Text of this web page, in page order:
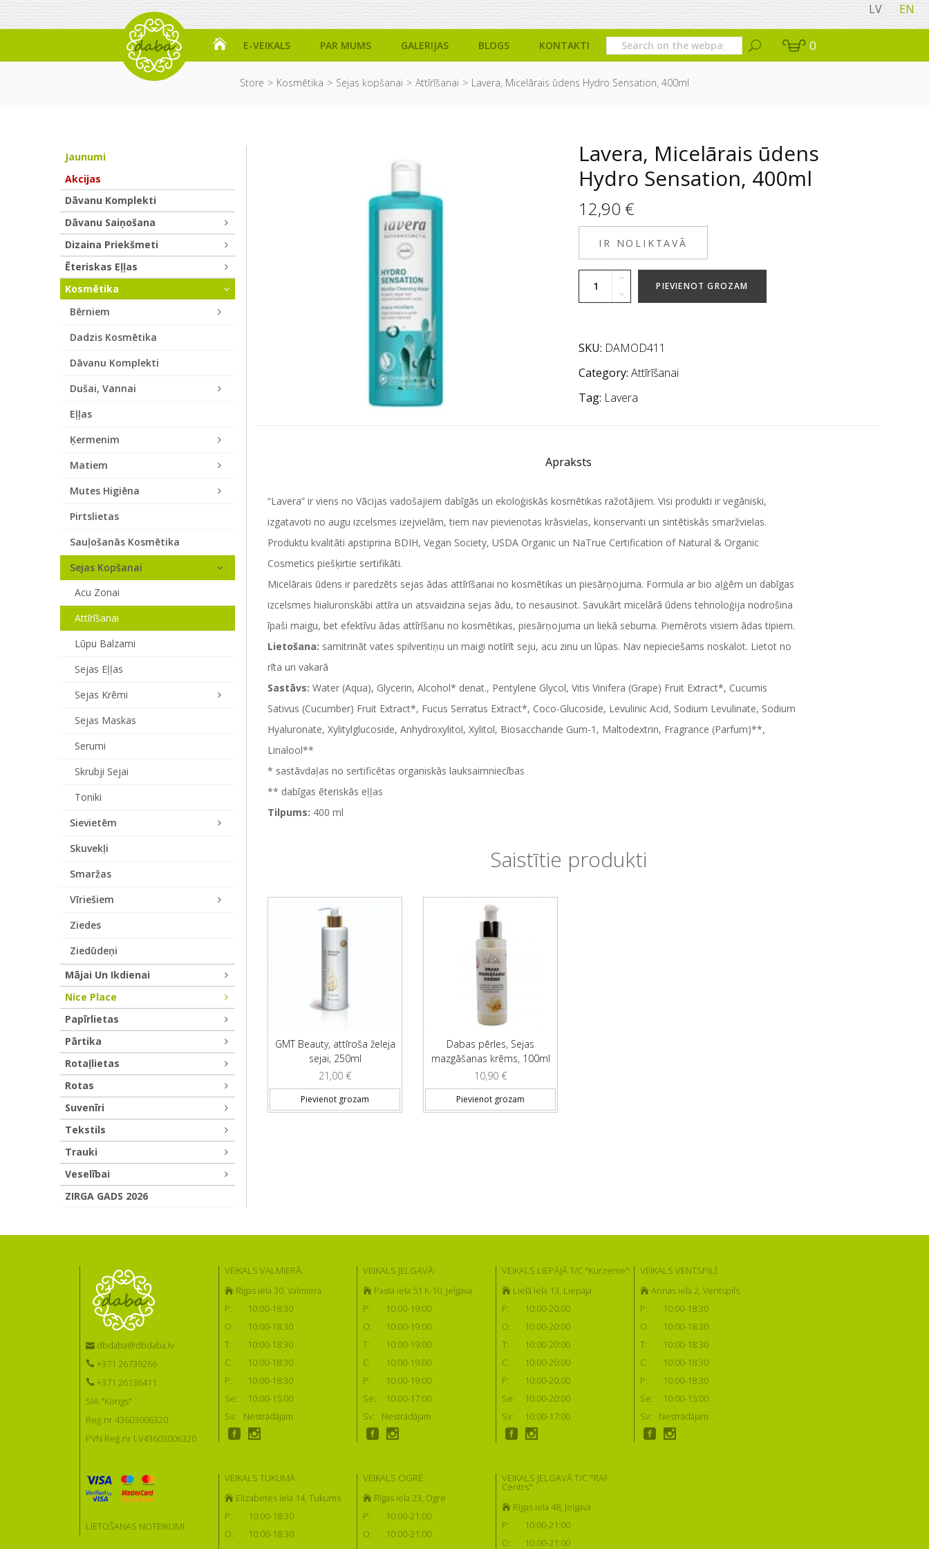
LV EN
E-VEIKALS PAR MUMS GALERIJAS BLOGS KONTAKTI 0
Store Kosmētika Sejas kopšanai Attīrīšanai Lavera, Micelārais ūdens Hydro Sensation, 400ml
Lavera, Micelārais ūdens
Hydro Sensation, 400ml
12,90 €
IR NOLIKTAVĀ
PIEVIENOT GROZAM
SKU: DAMOD411
Category: Attīrīšanai
Tag: Lavera
Apraksts
“Lavera” ir viens no Vācijas vadošajiem dabīgās un ekoloģiskās kosmētikas ražotājiem. Visi produkti ir vegāniski,
izgatavoti no augu izcelsmes izejvielām, tiem nav pievienotas krāsvielas, konservanti un sintētiskās smaržvielas.
Produktu kvalitāti apstiprina BDIH, Vegan Society, USDA Organic un NaTrue Certification of Natural & Organic
Cosmetics piešķirtie sertifikāti.
Micelārais ūdens ir paredzēts sejas ādas attīrīšanai no kosmētikas un piesārņojuma. Formula ar bio aļģēm un dabīgas
izcelsmes hialuronskābi attīra un atsvaidzina sejas ādu, to nesausinot. Savukārt micelārā ūdens tehnoloģija nodrošina
īpaši maigu, bet efektīvu ādas attīrīšanu no kosmētikas, piesārņojuma un liekā sebuma. Piemērots visiem ādas tipiem.
Lietošana: samitrināt vates spilventiņu un maigi notīrīt seju, acu zinu un lūpas. Nav nepieciešams noskalot. Lietot no
rīta un vakarā
Sastāvs: Water (Aqua), Glycerin, Alcohol* denat., Pentylene Glycol, Vitis Vinifera (Grape) Fruit Extract*, Cucumis
Sativus (Cucumber) Fruit Extract*, Fucus Serratus Extract*, Coco-Glucoside, Levulinic Acid, Sodium Levulinate, Sodium
Hyaluronate, Xylitylglucoside, Anhydroxylitol, Xylitol, Biosaccharide Gum-1, Maltodextrin, Fragrance (Parfum)**,
Linalool**
* sastāvdaļas no sertificētas organiskās lauksaimniecības
** dabīgas ēteriskās eļļas
Tilpums: 400 ml
Saistītie produkti
GMT Beauty, attīroša želeja
sejai, 250ml
21,00 €
Pievienot grozam
Dabas pērles, Sejas
mazgāšanas krēms, 100ml
10,90 €
Pievienot grozam
Jaunumi
Akcijas
Dāvanu Komplekti
Dāvanu Saiņošana
Dizaina Priekšmeti
Ēteriskas Eļļas
Kosmētika
Bērniem
Dadzis Kosmētika
Dāvanu Komplekti
Dušai, Vannai
Eļļas
Ķermenim
Matiem
Mutes Higiēna
Pirtslietas
Sauļošanās Kosmētika
Sejas Kopšanai
Acu Zonai
Attīrīšanai
Lūpu Balzami
Sejas Eļļas
Sejas Krēmi
Sejas Maskas
Serumi
Skrubji Sejai
Toniki
Sievietēm
Skuvekļi
Smaržas
Vīriešiem
Ziedes
Ziedūdeņi
Mājai Un Ikdienai
Nice Place
Papīrlietas
Pārtika
Rotaļlietas
Rotas
Suvenīri
Tekstils
Trauki
Veselībai
ZIRGA GADS 2026
dbdaba@dbdaba.lv
+371 26739266
+371 26136411
SIA "Kongs"
Reģ.nr 43603006320
PVN Reģ.nr LV43603006320
LIETOŠANAS NOTEIKUMI
VEIKALS VALMIERĀ:
Rīgas iela 30, Valmiera
P:
10:00-18:30
O:
10:00-18:30
T:
10:00-18:30
C:
10:00-18:30
P:
10:00-18:30
Se:
10:00-15:00
Sv:
Nestrādājam
VEIKALS JELGAVĀ:
Pasta iela 51 K-10, Jelgava
P:
10:00-19:00
O:
10:00-19:00
T:
10:00-19:00
C:
10:00-19:00
P:
10:00-19:00
Se:
10:00-17:00
Sv:
Nestrādājam
VEIKALS LIEPĀJĀ T/C "Kurzeme":
Lielā iela 13, Liepāja
P:
10:00-20:00
O:
10:00-20:00
T:
10:00-20:00
C:
10:00-20:00
P:
10:00-20:00
Se:
10:00-20:00
Sv:
10:00-17:00
VEIKALS VENTSPILĪ:
Annas iela 2, Ventspils
P:
10:00-18:30
O:
10:00-18:30
T:
10:00-18:30
C:
10:00-18:30
P:
10:00-18:30
Se:
10:00-15:00
Sv:
Nestrādājam
VEIKALS TUKUMĀ
Elizabetes iela 14, Tukums
P:
10:00-18:30
O:
10:00-18:30
VEIKALS OGRĒ:
Rīgas iela 23, Ogre
P:
10:00-21:00
O:
10:00-21:00
VEIKALS JELGAVĀ T/C "RAF
Centrs":
Rīgas iela 48, Jelgava
P:
10:00-21:00
O:
10:00-21:00